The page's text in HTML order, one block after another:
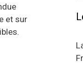
et sur